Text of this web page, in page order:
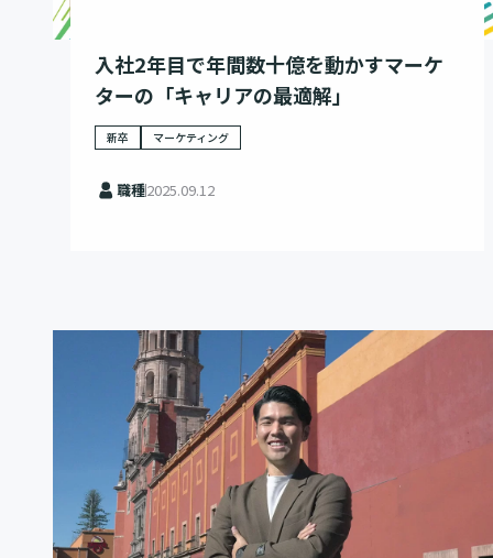
入社2年目で年間数十億を動かすマーケ
ターの「キャリアの最適解」
新卒 マーケティング
職種2025.09.12